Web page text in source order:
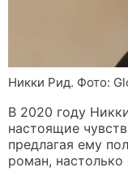
Никки Рид. Фото:
В 2020 году
настоящие
предлагая ему
роман,